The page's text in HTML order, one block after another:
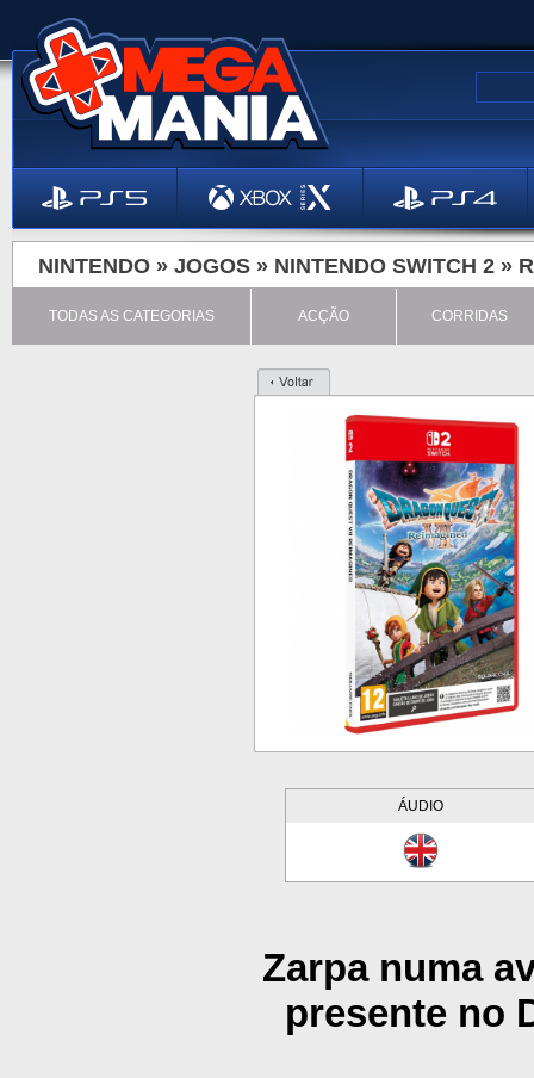
NINTENDO » JOGOS » NINTENDO SWITCH 2 »
TODAS AS CATEGORIAS ACÇÃO CORRIDAS
ÁUDIO
Zarpa numa
presente no